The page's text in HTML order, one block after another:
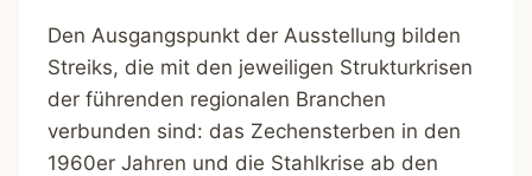
Den Ausgangspunkt der Ausstellung bilden
Streiks, die mit den jeweiligen Strukturkrisen
der führenden regionalen Branchen
verbunden sind: das Zechensterben in den
1960er Jahren und die Stahlkrise ab den